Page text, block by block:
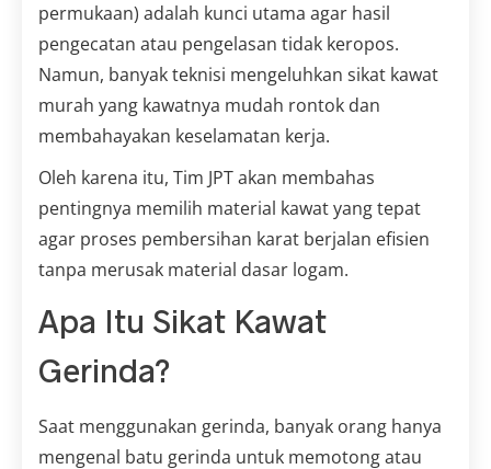
permukaan) adalah kunci utama agar hasil
pengecatan atau pengelasan tidak keropos.
Namun, banyak teknisi mengeluhkan sikat kawat
murah yang kawatnya mudah rontok dan
membahayakan keselamatan kerja.
Oleh karena itu, Tim JPT akan membahas
pentingnya memilih material kawat yang tepat
agar proses pembersihan karat berjalan efisien
tanpa merusak material dasar logam.
Apa Itu Sikat Kawat
Gerinda?
Saat menggunakan gerinda, banyak orang hanya
mengenal batu gerinda untuk memotong atau